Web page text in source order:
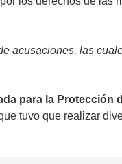
acusaciones, las
para la Protección
tuvo que realizar